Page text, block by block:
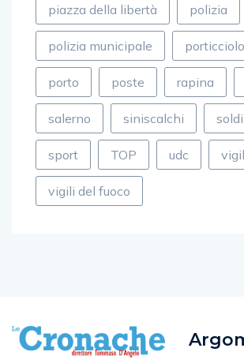
piazza della libertà polizia
polizia municipale
porto poste rapina
salerno siniscalchi soldi
sport TOP udc
vigili del fuoco